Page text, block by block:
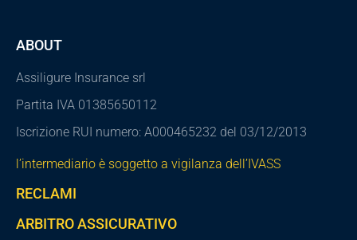
ABOUT
Assiligure Insurance srl
Partita IVA 01385650112
Iscrizione RUI numero: A000465232 del 03/12/2013
l’intermediario è soggetto a vigilanza dell’IVASS
RECLAMI
ARBITRO ASSICURATIVO